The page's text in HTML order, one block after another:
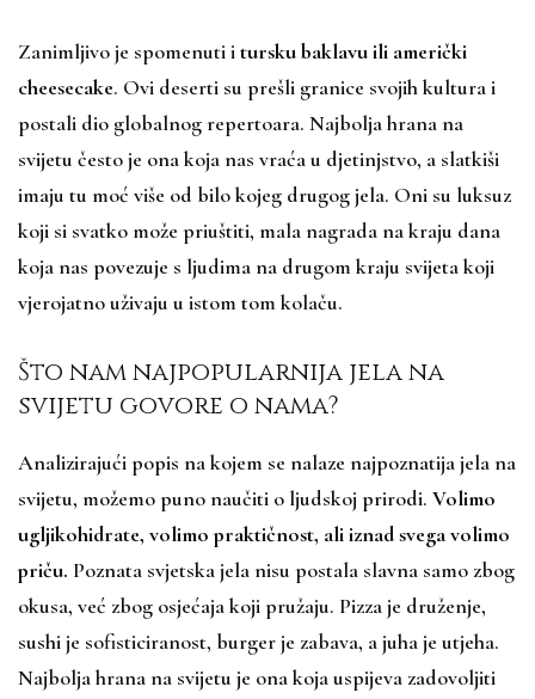
Zanimljivo je spomenuti itursku baklavu ili američki
cheesecake. Ovi deserti su prešli granice svojih kultura i
postali dio globalnog repertoara. Najbolja hrana na
svijetu često je ona koja nas vraća u djetinjstvo, a slatkiši
imaju tu moć više od bilo kojeg drugog jela. Oni su luksuz
koji si svatko može priuštiti, mala nagrada na kraju dana
koja nas povezuje s ljudima na drugom kraju svijeta koji
vjerojatno uživaju u istom tom kolaču.
Što nam najpopularnija jela na
svijetu govore o nama?
Analizirajući popis na kojem se nalaze najpoznatija jela na
svijetu, možemo puno naučiti o ljudskoj prirodi. Volimo
ugljikohidrate, volimo praktičnost, ali iznad svega volimo
priču. Poznata svjetska jela nisu postala slavna samo zbog
okusa, već zbog osjećaja koji pružaju. Pizza je druženje,
sushi je sofisticiranost, burger je zabava, a juha je utjeha.
Najbolja hrana na svijetu je ona koja uspijeva zadovoljiti